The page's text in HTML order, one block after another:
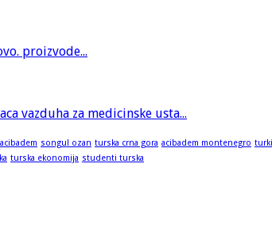
proizvode...
vazduha za medicinske usta...
acibadem songul ozan turska crna gora acibadem montenegro
turska ekonomija studenti turska